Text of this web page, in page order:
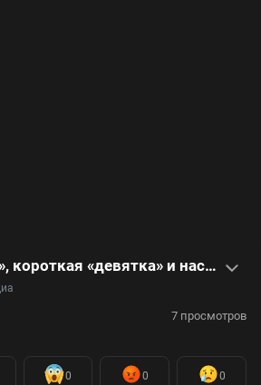
Узкая «пятнашка», короткая «девятка» и настоящая баня на колесах. Умелец собирает кринжовый автопарк — видео
7 просмотров
0 0 0